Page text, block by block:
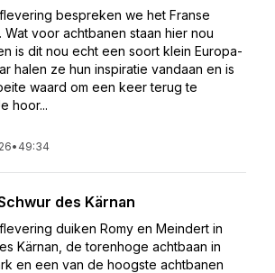
bespreken we het Franse
Wat voor achtbanen staan hier nou
is dit nou echt een soort klein Europa-
halen ze hun inspiratie vandaan en is
waard om een keer terug te
hoor...
• 49:34
des Kärnan
duiken Romy en Meindert in
Kärnan, de torenhoge achtbaan in
en een van de hoogste achtbanen